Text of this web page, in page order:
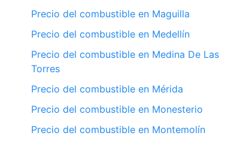
Precio del combustible en Maguilla
Precio del combustible en Medellín
Precio del combustible en Medina De Las
Torres
Precio del combustible en Mérida
Precio del combustible en Monesterio
Precio del combustible en Montemolín